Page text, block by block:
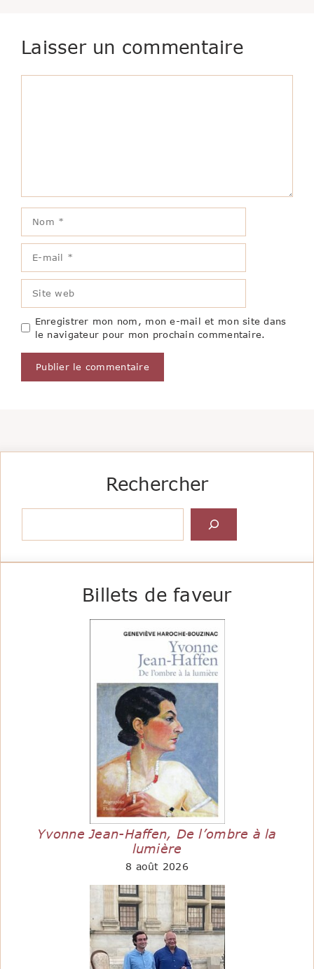
Laisser un commentaire
mail
web
Enregistrer mon nom, mon e-mail et mon site dans
le navigateur pour mon prochain commentaire.
Rechercher
Billets de faveur
Yvonne Jean-Haffen, De l’ombre à la
lumière
8 août 2026